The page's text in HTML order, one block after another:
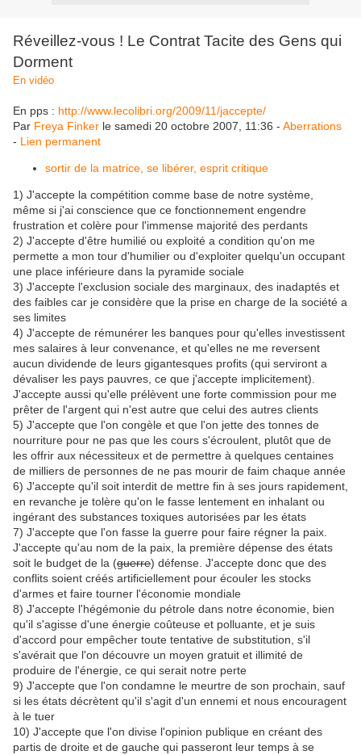
Réveillez-vous ! Le Contrat Tacite des Gens qui
Dorment
En vidéo
En pps : http://www.lecolibri.org/2009/11/jaccepte/
Par Freya Finker le samedi 20 octobre 2007, 11:36 - Aberrations
- Lien permanent
sortir de la matrice, se libérer, esprit critique
1) J'accepte la compétition comme base de notre système,
même si j'ai conscience que ce fonctionnement engendre
frustration et colère pour l'immense majorité des perdants
2) J'accepte d'être humilié ou exploité a condition qu'on me
permette a mon tour d'humilier ou d'exploiter quelqu'un occupant
une place inférieure dans la pyramide sociale
3) J'accepte l'exclusion sociale des marginaux, des inadaptés et
des faibles car je considère que la prise en charge de la société a
ses limites
4) J'accepte de rémunérer les banques pour qu'elles investissent
mes salaires à leur convenance, et qu'elles ne me reversent
aucun dividende de leurs gigantesques profits (qui serviront a
dévaliser les pays pauvres, ce que j'accepte implicitement).
J'accepte aussi qu'elle prélèvent une forte commission pour me
prêter de l'argent qui n'est autre que celui des autres clients
5) J'accepte que l'on congèle et que l'on jette des tonnes de
nourriture pour ne pas que les cours s'écroulent, plutôt que de
les offrir aux nécessiteux et de permettre à quelques centaines
de milliers de personnes de ne pas mourir de faim chaque année
6) J'accepte qu'il soit interdit de mettre fin à ses jours rapidement,
en revanche je tolère qu'on le fasse lentement en inhalant ou
ingérant des substances toxiques autorisées par les états
7) J'accepte que l'on fasse la guerre pour faire régner la paix.
J'accepte qu'au nom de la paix, la première dépense des états
soit le budget de la (guerre) défense. J'accepte donc que des
conflits soient créés artificiellement pour écouler les stocks
d'armes et faire tourner l'économie mondiale
8) J'accepte l'hégémonie du pétrole dans notre économie, bien
qu'il s'agisse d'une énergie coûteuse et polluante, et je suis
d'accord pour empêcher toute tentative de substitution, s'il
s'avérait que l'on découvre un moyen gratuit et illimité de
produire de l'énergie, ce qui serait notre perte
9) J'accepte que l'on condamne le meurtre de son prochain, sauf
si les états décrètent qu'il s'agit d'un ennemi et nous encouragent
à le tuer
10) J'accepte que l'on divise l'opinion publique en créant des
partis de droite et de gauche qui passeront leur temps à se